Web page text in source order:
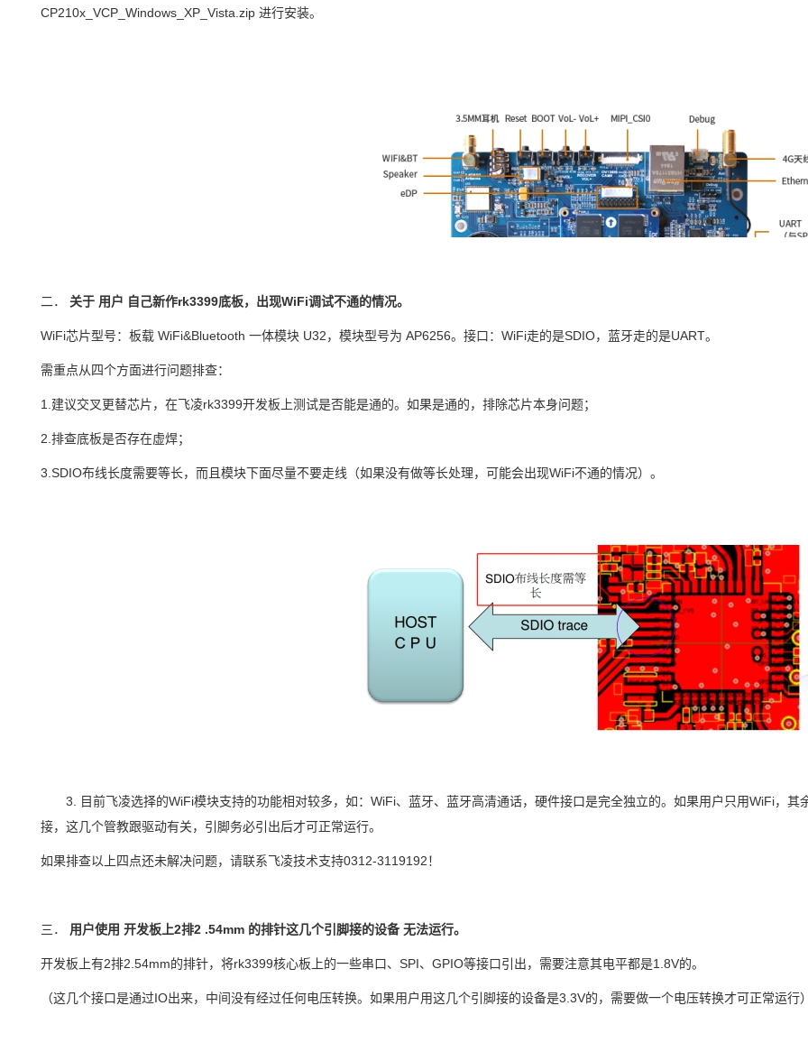
CP210x_VCP_Windows_XP_Vista.zip进行安装。
二． 关于 用户 自己新作rk3399底板，出现WiFi调试不通的情况。
WiFi芯片型号：板载WiFi&Bluetooth一体模块 U32，模块型号为 AP6256。接口：WiFi走的是SDIO，蓝牙走的是UART。
需重点从四个方面进行问题排查：
1. 建议交叉更替芯片，在飞凌rk3399开发板上测试是否能是通的。如果是通的，排除芯片本身问题；
2.排查底板是否存在虚焊；
3.SDIO布线长度需要等长，而且模块下面尽量不要走线（如果没有做等长处理，可能会出现WiFi不通的情况）。
3. 目前飞凌选择的WiFi模块支持的功能相对较多，如：WiFi、蓝牙、蓝牙高清通话，硬件接口是完全独立的。如果用户 只用WiFi，其
接，这几个管教跟驱动有关，引脚务必引出后才可正常运行。
如果排查以上四点还未解决问题，请联系飞凌技术支持0312-3119192！
三． 用户使用 开发板上2排2 .54mm 的排针这几个引脚接的设备 无法运行。
开发板上有2排2 .54mm的排针，将rk3399核心板 上的一些串口、SPI、GPIO等接口引出，需要注意其电平都是1.8V的。
（这几个接口是通过IO出来，中间没有经过任何电压转换。如果用户用这几个引脚接的设备是3.3V的，需要做一个电压转换才可正常运行